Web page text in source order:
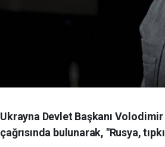
Ukrayna Devlet Başkanı
çağrısında bulunarak, "Rusya,